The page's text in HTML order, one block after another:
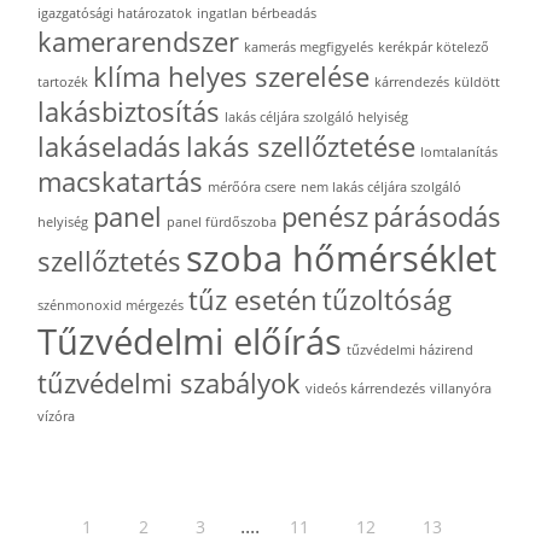
igazgatósági határozatok ingatlan bérbeadás
kamerarendszer kamerás megfigyelés kerékpár kötelező
tartozék klíma helyes szerelése kárrendezés küldött
lakásbiztosítás lakás céljára szolgáló helyiség
lakáseladás lakás szellőztetése lomtalanítás
macskatartás mérőóra csere nem lakás céljára szolgáló
helyiség panel panel fürdőszoba penész párásodás
szellőztetés szoba hőmérséklet
szénmonoxid mérgezés tűz esetén tűzoltóság
Tűzvédelmi előírás tűzvédelmi házirend
tűzvédelmi szabályok videós kárrendezés villanyóra
vízóra
1 2 3 .... 11 12 13